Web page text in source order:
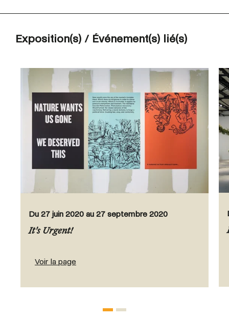
Exposition(s) / Événement(s) lié(s)
It's Urgent!
Du 27 juin 2020 au 27 septembre 2020
Voir la page